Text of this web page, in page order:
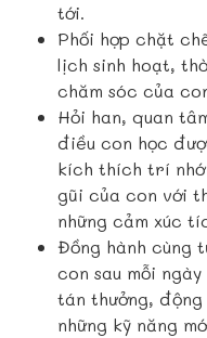
tới.
Phối hợp chặt
lịch sinh hoạt,
chăm sóc của
Hỏi han, quan
điều con học
kích thích trí nhớ
gũi của con với
những cảm xúc
Đồng hành cùng
con sau mỗi
tán thưởng,
những kỹ năng